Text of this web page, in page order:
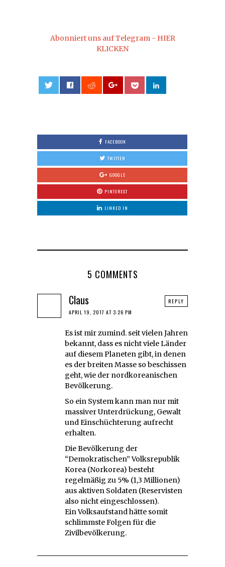
Abonniert uns auf Telegram - HIER
KLICKEN
FACEBOOK
TWITTER
GOOGLE
PINTEREST
LINKED IN
5 COMMENTS
Claus
APRIL 19, 2017 AT 3:26 PM
Es ist mir zumind. seit vielen Jahren
bekannt, dass es nicht viele Länder
auf diesem Planeten gibt, in denen
es der breiten Masse so beschissen
geht, wie der nordkoreanischen
Bevölkerung.
So ein System kann man nur mit
massiver Unterdrückung, Gewalt
und Einschüchterung aufrecht
erhalten.
Die Bevölkerung der
“Demokratischen” Volksrepublik
Korea (Norkorea) besteht
regelmäßig zu 5% (1,3 Millionen)
aus aktiven Soldaten (Reservisten
also nicht eingeschlossen).
Ein Volksaufstand hätte somit
schlimmste Folgen für die
Zivilbevölkerung.
REPLY